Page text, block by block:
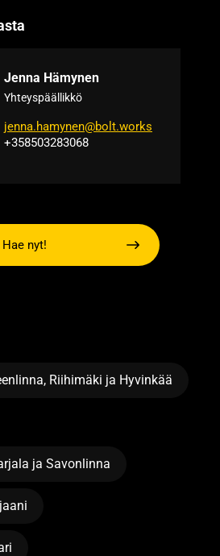
Hae nyt!
Jenna Hämynen
Yhteyspäällikkö
jenna.hamynen@bolt.works
+358503283068
Riihimäki ja Hyvinkää
ja Savonlinna